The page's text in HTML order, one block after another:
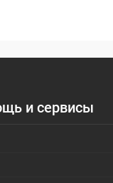
и сервисы